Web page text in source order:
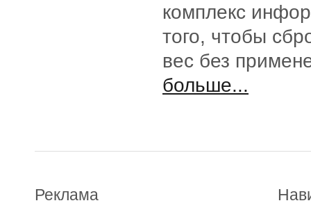
комплекс
того, чтобы
вес без
больше...
Реклама